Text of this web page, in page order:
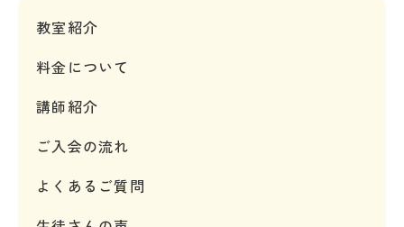
教室紹介
料金について
講師紹介
ご入会の流れ
よくあるご質問